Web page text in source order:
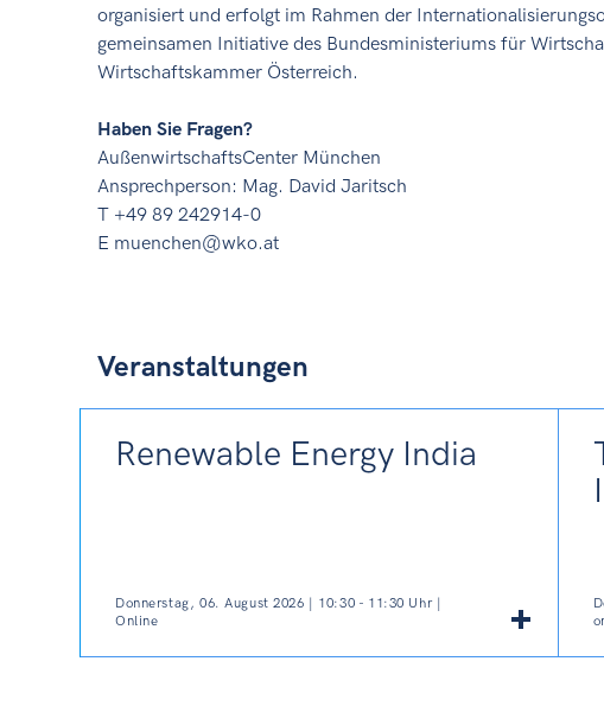
organisiert und erfolgt im Rahmen der
gemeinsamen Initiative des Bundesministeriums für
Wirtschaftskammer Österreich.
Haben Sie Fragen?
AußenwirtschaftsCenter München
Ansprechperson: Mag. David Jaritsch
T +49 89 242914-0
E muenchen@wko.at
Veranstaltungen
Renewable Energy India
Donnerstag, 06. August 2026 | 10:30 - 11:30 Uhr |
Online